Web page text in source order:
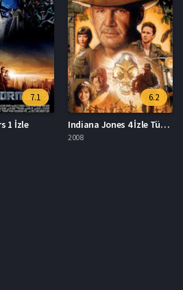
7.1
1 İzle
6.2
Indiana Jones 4 İzle Türkçe Dublaj
2008